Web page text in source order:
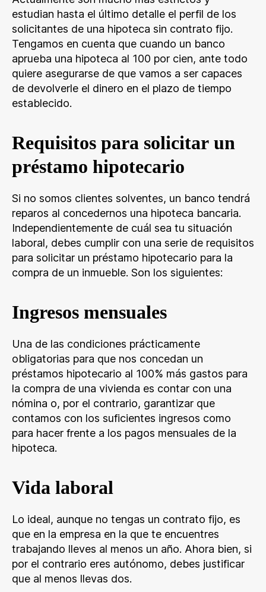
estudian hasta el último detalle el perfil de los
solicitantes de una hipoteca sin contrato fijo.
Tengamos en cuenta que cuando un banco
aprueba una hipoteca al 100 por cien, ante todo
quiere asegurarse de que vamos a ser capaces
de devolverle el dinero en el plazo de tiempo
establecido.
Requisitos para solicitar un
préstamo hipotecario
Si no somos clientes solventes, un banco tendrá
reparos al concedernos una hipoteca bancaria.
Independientemente de cuál sea tu situación
laboral, debes cumplir con una serie de requisitos
para solicitar un préstamo hipotecario para la
compra de un inmueble. Son los siguientes:
Ingresos mensuales
Una de las condiciones prácticamente
obligatorias para que nos concedan un
préstamos hipotecario al 100% más gastos para
la compra de una vivienda es contar con una
nómina o, por el contrario, garantizar que
contamos con los suficientes ingresos como
para hacer frente a los pagos mensuales de la
hipoteca.
Vida laboral
Lo ideal, aunque no tengas un contrato fijo, es
que en la empresa en la que te encuentres
trabajando lleves al menos un año. Ahora bien, si
por el contrario eres autónomo, debes justificar
que al menos llevas dos.